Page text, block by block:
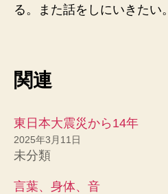
る。また話をしにいきたい。
関連
東日本大震災から14年
2025年3月11日
未分類
言葉、身体、音